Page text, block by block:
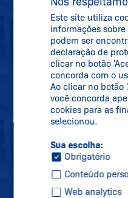
Se inscreva em
todas as
datas de
diretamente na
Este site utiliza
informações
podem ser
declaração de
clicar no botão
concorda com o
Ao clicar no botão
você concorda
cookies para as
selecionou.
Sua escolha:
Obrigatório
Conteúdo
Web analytics